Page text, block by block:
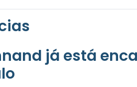
já está